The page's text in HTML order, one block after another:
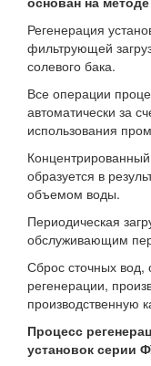
Регенерация
фильтрующей
солевого бака.
Все операции
автоматически за
использования
образуется в
объемом воды.
Периодическая
обслуживающим
Сброс сточных
регенерации,
производственную
Процесс
установок серии